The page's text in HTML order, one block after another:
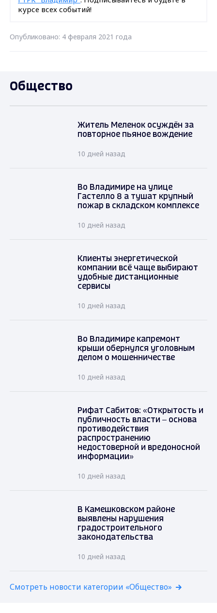
курсе всех событий!
Опубликовано: 4 февраля 2021 года
Общество
Житель Меленок осуждён за
повторное пьяное вождение
10 дней назад
Во Владимире на улице
Гастелло 8 а тушат крупный
пожар в складском комплексе
10 дней назад
Клиенты энергетической
компании всё чаще выбирают
удобные дистанционные
сервисы
10 дней назад
Во Владимире капремонт
крыши обернулся уголовным
делом о мошенничестве
10 дней назад
Рифат Сабитов: «Открытость и
публичность власти – основа
противодействия
распространению
недостоверной и вредоносной
информации»
10 дней назад
В Камешковском районе
выявлены нарушения
градостроительного
законодательства
10 дней назад
Смотреть новости категории «Общество»